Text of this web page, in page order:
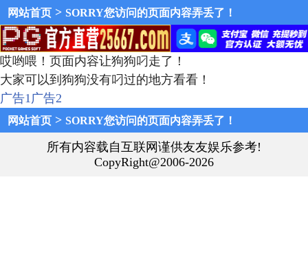
网站首页 > SORRY您访问的页面内容弄丢了！
哎哟喂！页面内容让狗狗叼走了！
大家可以到狗狗没有叼过的地方看看！
广告1广告2
网站首页 > SORRY您访问的页面内容弄丢了！
所有内容载自互联网谨供友友娱乐参考!
CopyRight@2006-2026